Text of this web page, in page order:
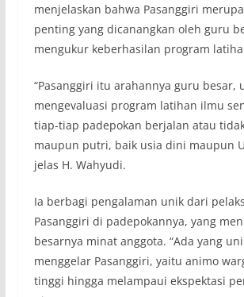
menjelaskan bahwa Pasanggiri
penting yang dicanangkan oleh guru
mengukur keberhasilan program
“Pasanggiri itu arahannya guru besar,
mengevaluasi program latihan ilmu
tiap-tiap padepokan berjalan atau
maupun putri, baik usia dini maupun
jelas H. Wahyudi.
Ia berbagi pengalaman unik dari
Pasanggiri di padepokannya, yang
besarnya minat anggota. “Ada yang
menggelar Pasanggiri, yaitu animo
tinggi hingga melampaui ekspektasi